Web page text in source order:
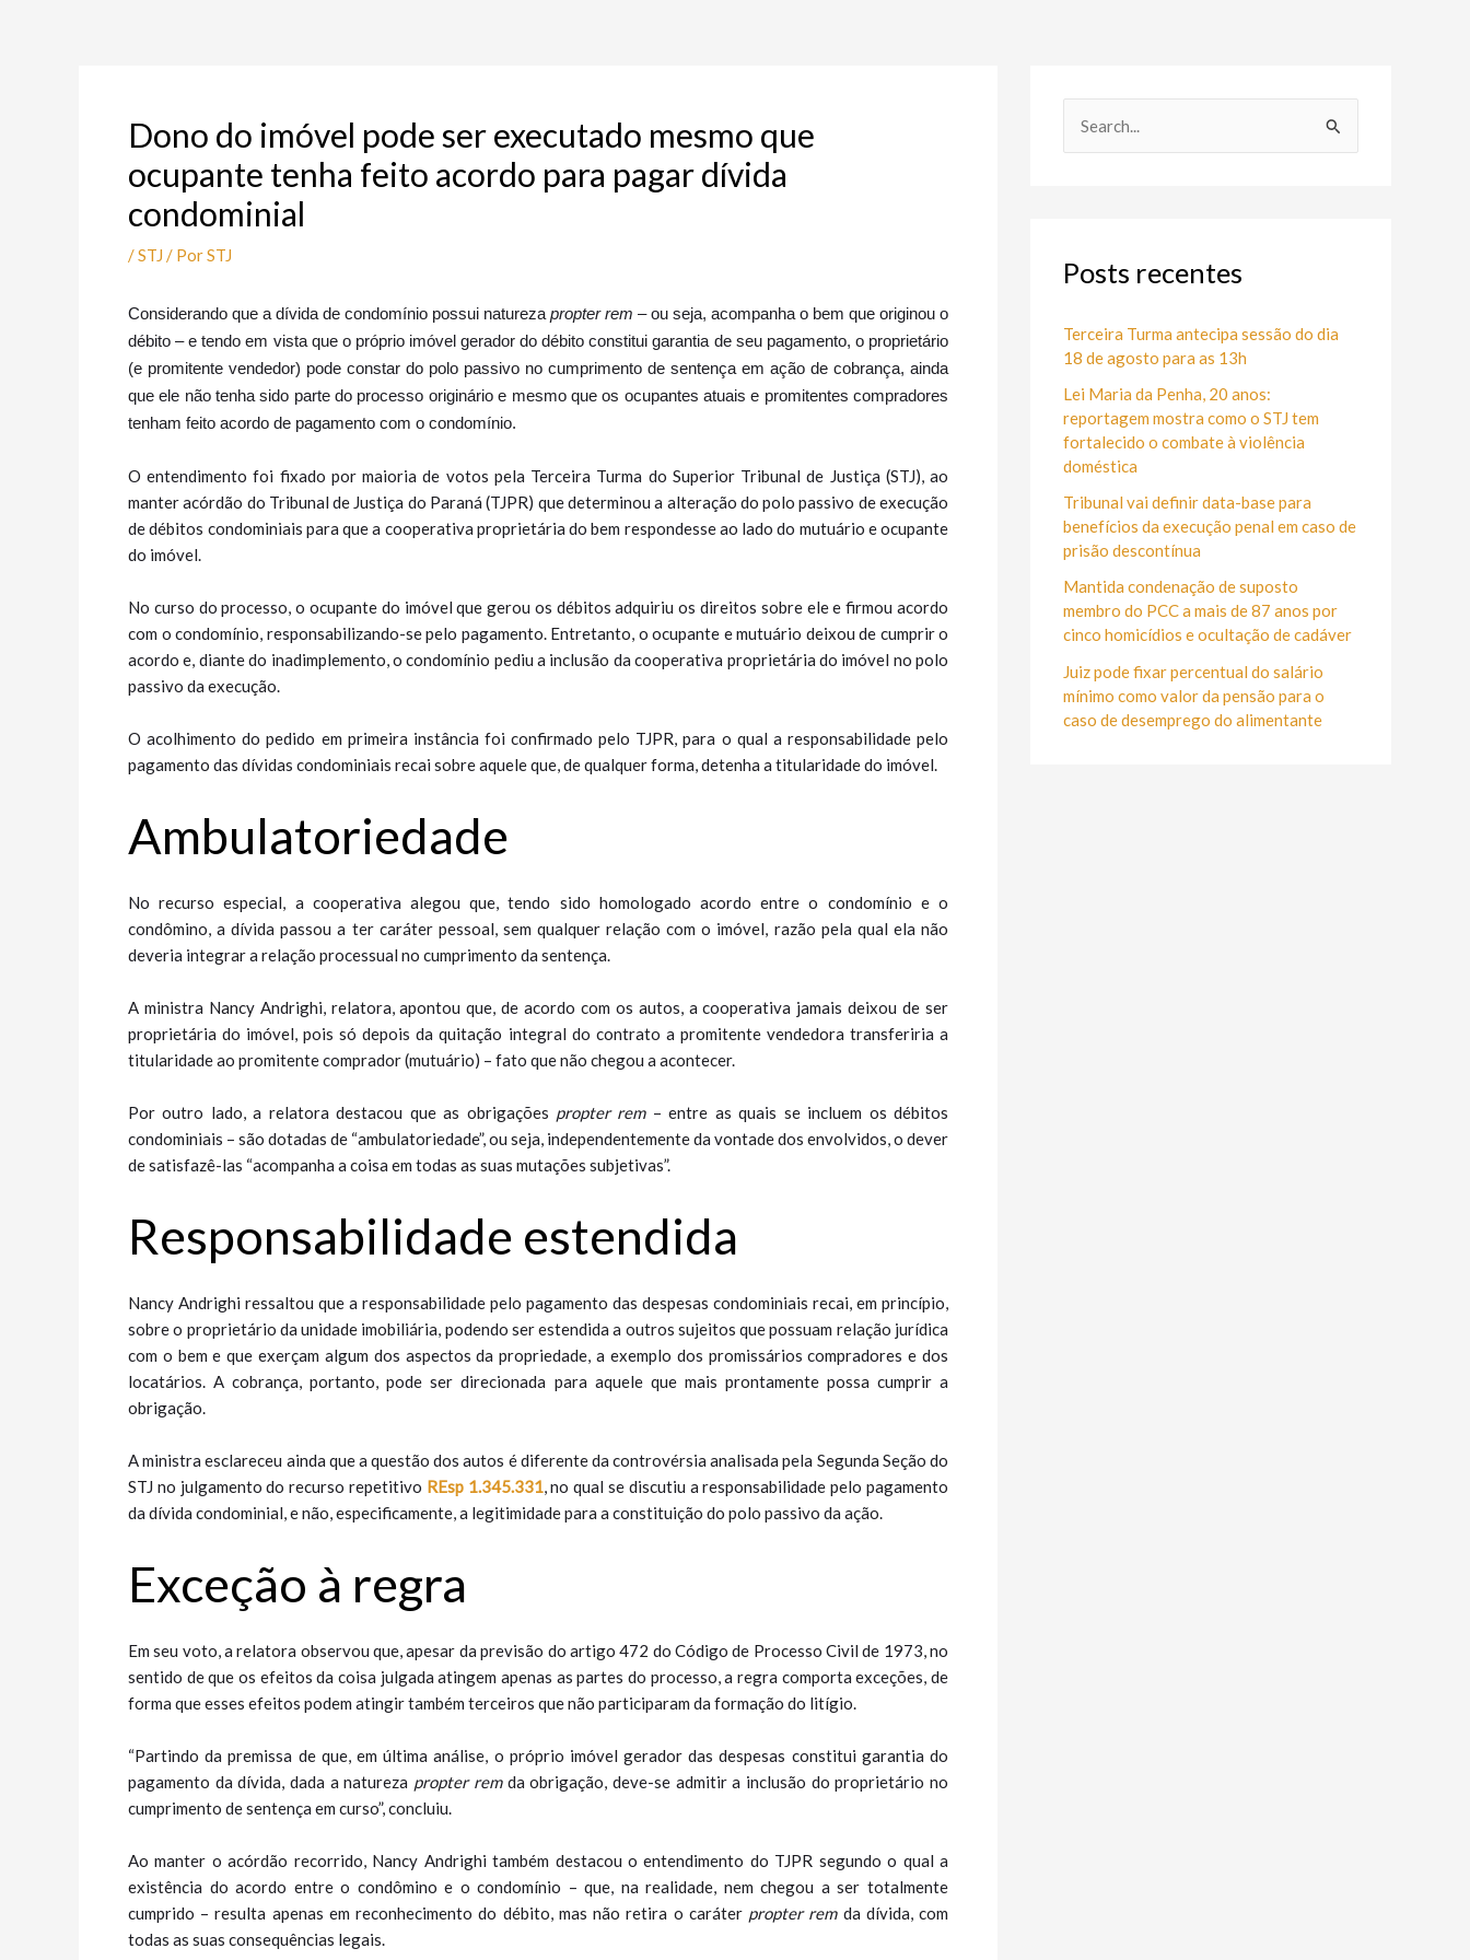
Dono do imóvel pode ser executado mesmo que
ocupante tenha feito acordo para pagar dívida
condominial
/STJ / PorSTJ
Considerando que a dívida de condomínio possui natureza propter rem – ou seja, acompanha o bem que originou o
débito – e tendo em vista que o próprio imóvel gerador do débito constitui garantia de seu pagamento, o proprietário
(e promitente vendedor) pode constar do polo passivo no cumprimento de sentença em ação de cobrança, ainda
que ele não tenha sido parte do processo originário e mesmo que os ocupantes atuais e promitentes compradores
tenham feito acordo de pagamento com o condomínio.
O entendimento foi fixado por maioria de votos pela Terceira Turma do Superior Tribunal de Justiça (STJ), ao
manter acórdão do Tribunal de Justiça do Paraná (TJPR) que determinou a alteração do polo passivo de execução
de débitos condominiais para que a cooperativa proprietária do bem respondesse ao lado do mutuário e ocupante
do imóvel.
No curso do processo, o ocupante do imóvel que gerou os débitos adquiriu os direitos sobre ele e firmou acordo
com o condomínio, responsabilizando-se pelo pagamento. Entretanto, o ocupante e mutuário deixou de cumprir o
acordo e, diante do inadimplemento, o condomínio pediu a inclusão da cooperativa proprietária do imóvel no polo
passivo da execução.
O acolhimento do pedido em primeira instância foi confirmado pelo TJPR, para o qual a responsabilidade pelo
pagamento das dívidas condominiais recai sobre aquele que, de qualquer forma, detenha a titularidade do imóvel.
Ambulatoriedade
No recurso especial, a cooperativa alegou que, tendo sido homologado acordo entre o condomínio e o
condômino, a dívida passou a ter caráter pessoal, sem qualquer relação com o imóvel, razão pela qual ela não
deveria integrar a relação processual no cumprimento da sentença.
A ministra Nancy Andrighi, relatora, apontou que, de acordo com os autos, a cooperativa jamais deixou de ser
proprietária do imóvel, pois só depois da quitação integral do contrato a promitente vendedora transferiria a
titularidade ao promitente comprador (mutuário) – fato que não chegou a acontecer.
Por outro lado, a relatora destacou que as obrigações propter rem– entre as quais se incluem os débitos
condominiais – são dotadas de “ambulatoriedade”, ou seja, independentemente da vontade dos envolvidos, o dever
de satisfazê-las “acompanha a coisa em todas as suas mutações subjetivas”.
Responsabilidade estendida
Nancy Andrighi ressaltou que a responsabilidade pelo pagamento das despesas condominiais recai, em princípio,
sobre o proprietário da unidade imobiliária, podendo ser estendida a outros sujeitos que possuam relação jurídica
com o bem e que exerçam algum dos aspectos da propriedade, a exemplo dos promissários compradores e dos
locatários. A cobrança, portanto, pode ser direcionada para aquele que mais prontamente possa cumprir a
obrigação.
A ministra esclareceu ainda que a questão dos autos é diferente da controvérsia analisada pela Segunda Seção do
STJ no julgamento do recurso repetitivo REsp 1.345.331, no qual se discutiu a responsabilidade pelo pagamento
da dívida condominial, e não, especificamente, a legitimidade para a constituição do polo passivo da ação.
Exceção à regra
Em seu voto, a relatora observou que, apesar da previsão do artigo 472 do Código de Processo Civil de 1973, no
sentido de que os efeitos da coisa julgada atingem apenas as partes do processo, a regra comporta exceções, de
forma que esses efeitos podem atingir também terceiros que não participaram da formação do litígio.
“Partindo da premissa de que, em última análise, o próprio imóvel gerador das despesas constitui garantia do
pagamento da dívida, dada a natureza propter remda obrigação, deve-se admitir a inclusão do proprietário no
cumprimento de sentença em curso”, concluiu.
Ao manter o acórdão recorrido, Nancy Andrighi também destacou o entendimento do TJPR segundo o qual a
existência do acordo entre o condômino e o condomínio – que, na realidade, nem chegou a ser totalmente
cumprido – resulta apenas em reconhecimento do débito, mas não retira o caráter propter remda dívida, com
todas as suas consequências legais.
u
s
a
r
p
o
r
:
Posts recentes
Terceira Turma antecipa sessão do dia
18 de agosto para as 13h
Lei Maria da Penha, 20 anos:
reportagem mostra como o STJ tem
fortalecido o combate à violência
doméstica
Tribunal vai definir data-base para
benefícios da execução penal em caso de
prisão descontínua
Mantida condenação de suposto
membro do PCC a mais de 87 anos por
cinco homicídios e ocultação de cadáver
Juiz pode fixar percentual do salário
mínimo como valor da pensão para o
caso de desemprego do alimentante